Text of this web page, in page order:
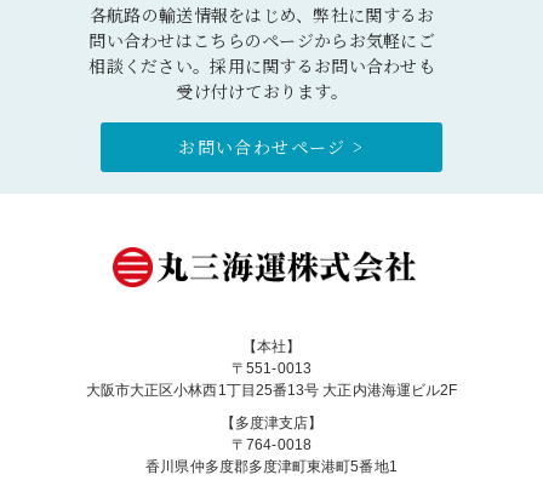
各航路の輸送情報をはじめ、弊社に関するお
問い合わせはこちらのページからお気軽にご
相談ください。採用に関するお問い合わせも
受け付けております。
お問い合わせページ >
【本社】
〒551-0013
大阪市大正区小林西1丁目25番13号 大正内港海運ビル2F
【多度津支店】
〒764-0018
香川県仲多度郡多度津町東港町5番地1